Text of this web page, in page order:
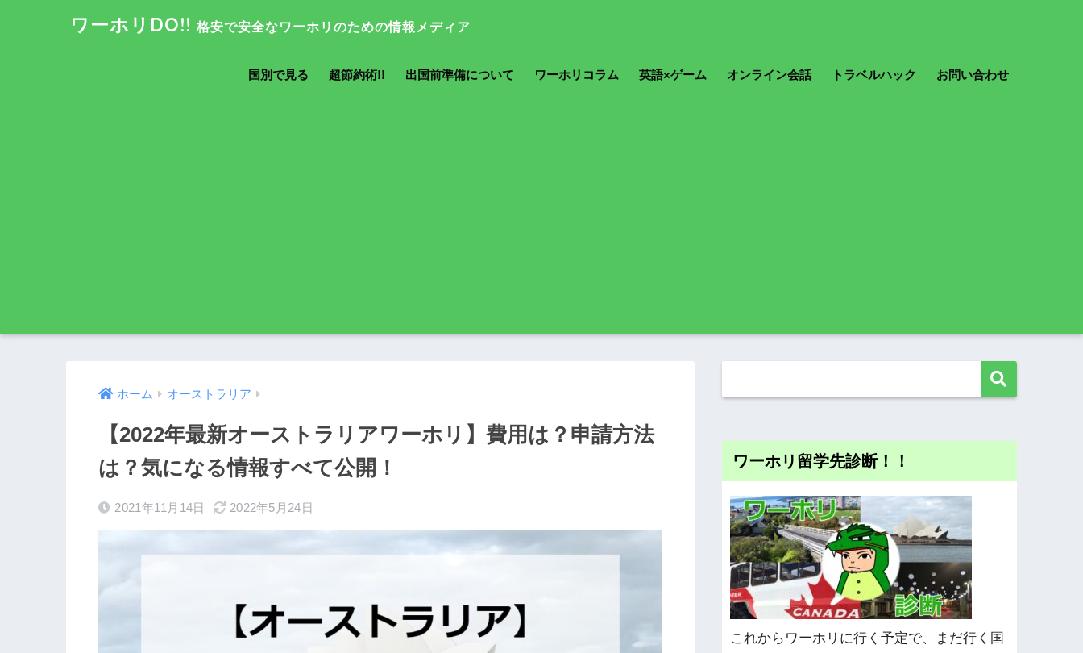
ワーホリDO!!
国別で見る 超節約術!! 出国前準備について ワーホリコラム 英語×ゲーム オンライン会話 トラベルハック お問い合わせ
ホーム オーストラリア
【2022年最新オーストラリアワーホリ】費用は？申請方法
は？気になる情報すべて公開！
2021年11月14日 2022年5月24日
ワーホリ留学先診断！！
これからワーホリに行く予定で、まだ行く国